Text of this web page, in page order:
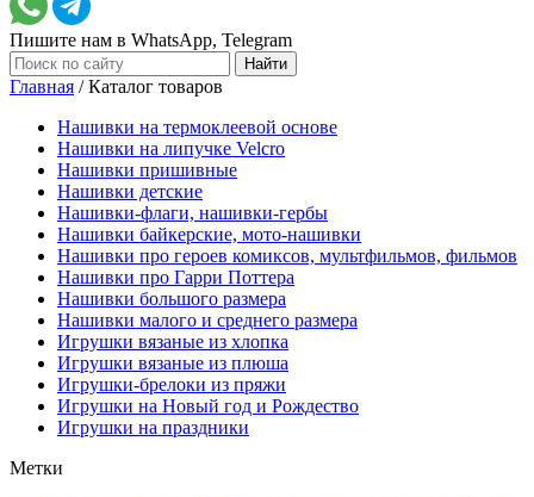
Пишите нам в WhatsApp, Telegram
Главная /Каталог товаров
Нашивки на термоклеевой основе
Нашивки на липучке Velcro
Нашивки пришивные
Нашивки детские
Нашивки-флаги, нашивки-гербы
Нашивки байкерские, мото-нашивки
Нашивки про героев комиксов, мультфильмов, фильмов
Нашивки про Гарри Поттера
Нашивки большого размера
Нашивки малого и среднего размера
Игрушки вязаные из хлопка
Игрушки вязаные из плюша
Игрушки-брелоки из пряжи
Игрушки на Новый год и Рождество
Игрушки на праздники
Метки